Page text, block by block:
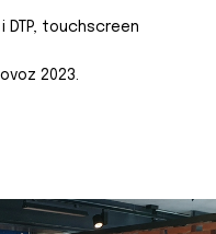
touchscreen
2023.